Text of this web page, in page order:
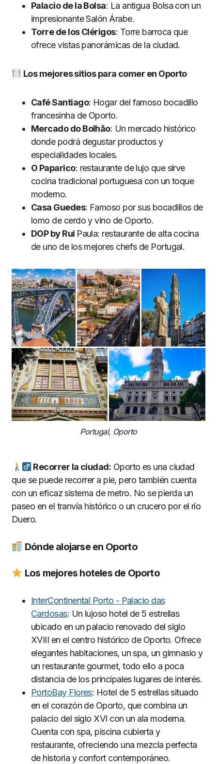
Palacio de la Bolsa: La antigua Bolsa con un
impresionante Salón Árabe.
Torre de los Clérigos: Torre barroca que
ofrece vistas panorámicas de la ciudad.
Los mejores sitios para comer en Oporto
Café Santiago: Hogar del famoso bocadillo
francesinha de Oporto.
Mercado do Bolhão: Un mercado histórico
donde podrá degustar productos y
especialidades locales.
O Paparico: restaurante de lujo que sirve
cocina tradicional portuguesa con un toque
moderno.
Casa Guedes: Famoso por sus bocadillos de
lomo de cerdo y vino de Oporto.
DOP by Rui Paula: restaurante de alta cocina
de uno de los mejores chefs de Portugal.
Portugal, Oporto
Recorrer la ciudad: Oporto es una ciudad
que se puede recorrer a pie, pero también cuenta
con un eficaz sistema de metro. No se pierda un
paseo en el tranvía histórico o un crucero por el río
Duero.
Dónde alojarse en Oporto
Los mejores hoteles de Oporto
InterContinental Porto - Palacio das
Cardosas: Un lujoso hotel de 5 estrellas
ubicado en un palacio renovado del siglo
XVIII en el centro histórico de Oporto. Ofrece
elegantes habitaciones, un spa, un gimnasio y
un restaurante gourmet, todo ello a poca
distancia de los principales lugares de interés.
PortoBay Flores: Hotel de 5 estrellas situado
en el corazón de Oporto, que combina un
palacio del siglo XVI con un ala moderna.
Cuenta con spa, piscina cubierta y
restaurante, ofreciendo una mezcla perfecta
de historia y confort contemporáneo.